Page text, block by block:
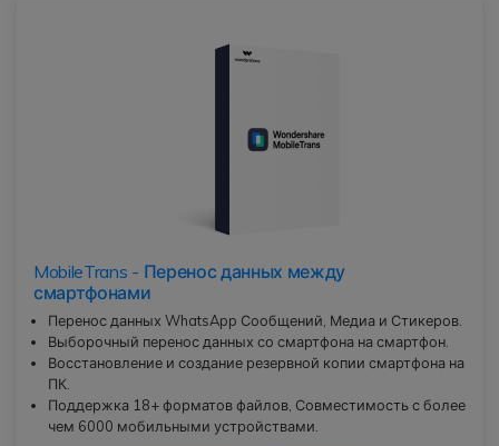
MobileTrans - Перенос данных между
смартфонами
Перенос данных WhatsApp Сообщений, Медиа и Стикеров.
Выборочный перенос данных со смартфона на смартфон.
Восстановление и создание резервной копии смартфона на
ПК.
Поддержка 18+ форматов файлов, Совместимость с более
чем 6000 мобильными устройствами.